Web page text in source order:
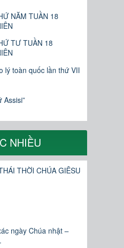
NĂM TUẦN 18
TƯ TUẦN 18
lý toàn quốc lần thứ VII
Assisi”
NHIỀU
THỜI CHÚA GIÊSU
ngày Chúa nhật –